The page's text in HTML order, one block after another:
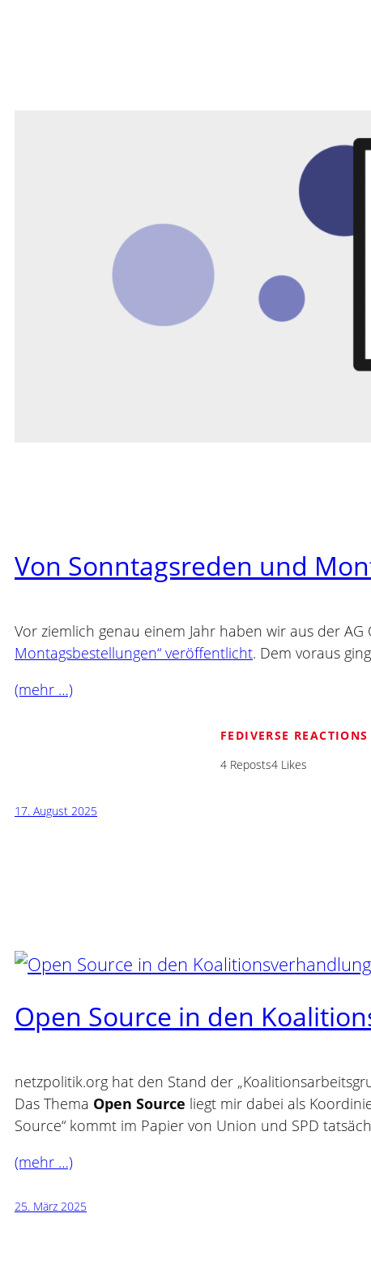
Von Sonntagsreden und
Vor ziemlich genau einem Jahr haben wir aus der
Montagsbestellungen“ veröffentlicht. Dem voraus
(mehr …)
FEDIVERSE REACTIONS
4 Reposts4 Likes
17. August 2025
Open Source in den
netzpolitik.org hat den Stand der
Das Thema Open Source liegt mir dabei als
Source“ kommt im Papier von Union und SPD
(mehr …)
25. März 2025